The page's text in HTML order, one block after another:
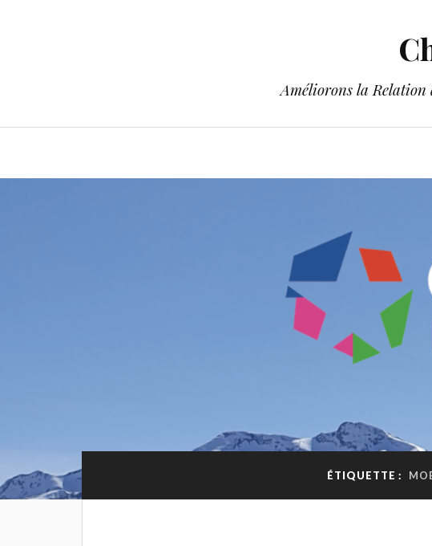
Améliorons la
ÉTIQUETTE :